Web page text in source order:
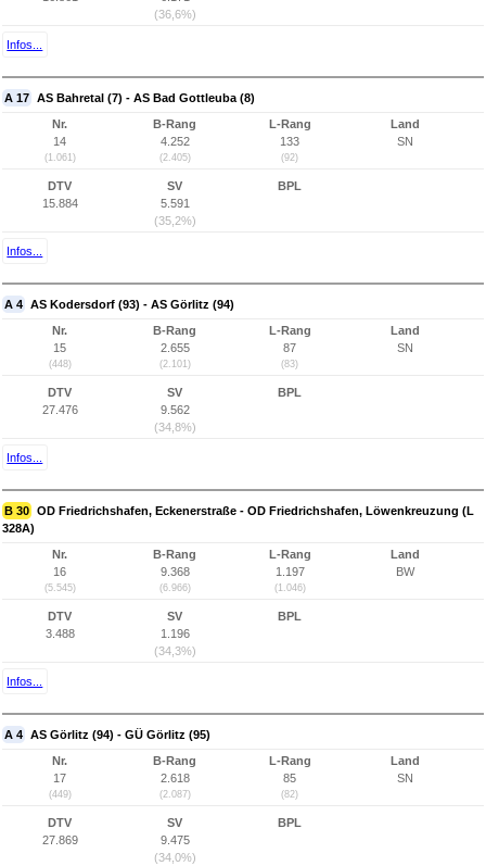
(36,6%)
Infos...
A 17 AS Bahretal (7) - AS Bad Gottleuba (8)
Nr.
14
(1.061)
B-Rang
4.252
(2.405)
L-Rang
133
(92)
Land
SN
DTV
15.884
SV
5.591
(35,2%)
BPL
Infos...
A 4 AS Kodersdorf (93) - AS Görlitz (94)
Nr.
15
(448)
B-Rang
2.655
(2.101)
L-Rang
87
(83)
Land
SN
DTV
27.476
SV
9.562
(34,8%)
BPL
Infos...
B 30 OD Friedrichshafen, Eckenerstraße - OD Friedrichshafen, Löwenkreuzung (L
328A)
Nr.
16
(5.545)
B-Rang
9.368
(6.966)
L-Rang
1.197
(1.046)
Land
BW
DTV
3.488
SV
1.196
(34,3%)
BPL
Infos...
A 4 AS Görlitz (94) - GÜ Görlitz (95)
Nr.
17
(449)
B-Rang
2.618
(2.087)
L-Rang
85
(82)
Land
SN
DTV
27.869
SV
9.475
(34,0%)
BPL